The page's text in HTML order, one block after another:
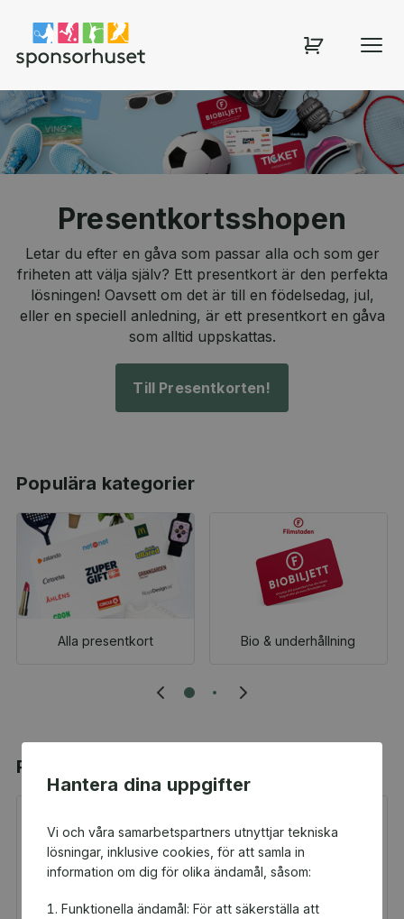
Hantera dina uppgifter
Vi och våra samarbetspartners utnyttjar tekniska
lösningar, inklusive cookies, för att samla in
information om dig för olika ändamål, såsom:
Funktionella ändamål: För att säkerställa att
Sponsorhuset shop
Presentkortsshopen
Letar du efter en gåva som passar alla och som ger
friheten att välja själv? Ett presentkort är den perfekta
lösningen! Oavsett om det är till en födelsedag, jul,
eller en speciell anledning, är ett presentkort en gåva
som alltid uppskattas.
Till Presentkorten!
Populära kategorier
Alla presentkort Bio & underhållning
Populära produkter